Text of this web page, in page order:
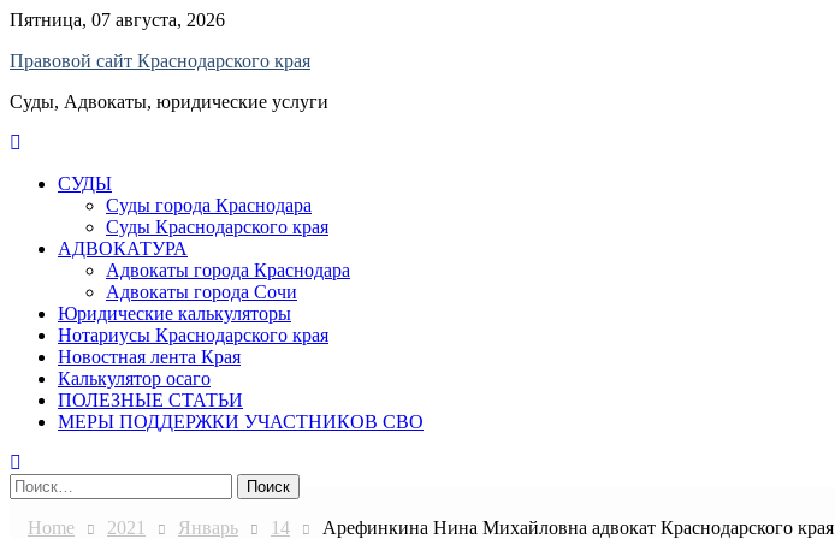
Skip
content
Пятница, 07 августа, 2026
Правовой сайт Краснодарского края
Суды, Адвокаты, юридические услуги
СУДЫ
Суды города Краснодара
Суды Краснодарского края
АДВОКАТУРА
Адвокаты города Краснодара
Адвокаты города Сочи
Юридические калькуляторы
Нотариусы Краснодарского края
Новостная лента Края
Калькулятор осаго
ПОЛЕЗНЫЕ СТАТЬИ
МЕРЫ ПОДДЕРЖКИ УЧАСТНИКОВ СВО
Найти:
Home 2021 Январь 14 Арефинкина Нина Михайловна адвокат Краснодарского края